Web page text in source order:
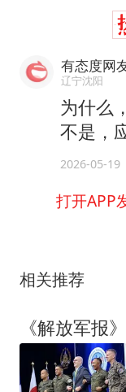
有态度网
辽宁沈阳
为什么
不是，
2026-05-19
打开APP
相关推荐